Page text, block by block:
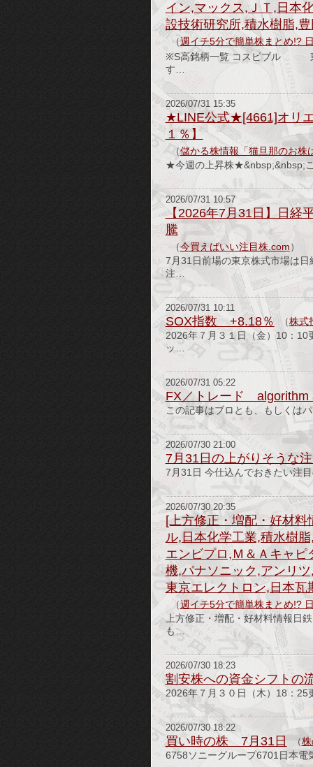
イン,マックス,ＪＴ,日本
設技術研究所,積水樹脂,
（週イチ5分で簡単株まとめ!?
※S高銘柄一覧 コスピブル 東
す…
2026/07/31 15:35
★LINE公式★[4661]オリ
１％】
（儲かる株情報「猫旦那のお株
★今週の上昇株★&nbsp;&nbsp;
2026/07/31 10:57
【2026年7月31日】日経
騰
（今買えばいい注目株.com）
7月31日前場の東京株式市場は
注…
2026/07/31 10:11
SOX指数 +8.18％ （株式
2026年７月３１日（金）10：10
ッ…
2026/07/31 05:22
FX／トレード algorithm
この記事はブロとも、もしくは
2026/07/30 21:00
7月31日の上がりそうな
7月31日 今仕込んでおきたい注
2026/07/30 20:35
[上方修正・増配・好材
ル,日本化学工業,積水樹
エンビプロ,Ｍ＆Ａキャ
機,パナソニック,アンリ
東京エレクトロン,日本瓦
（週イチ5分で簡単株まとめ!?
上方修正・増配・好材料情報日
も…
2026/07/30 18:23
割安株への資金シフトの
2026年７月３０日（木）18：
2026/07/30 18:22
買い時の株 7月31日 （
6758ソニーグループ6701日本